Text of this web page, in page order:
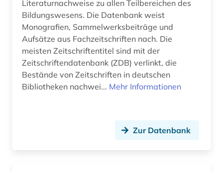
Literaturnachweise zu allen Teilbereichen des
Bildungswesens. Die Datenbank weist
Monografien, Sammelwerksbeiträge und
Aufsätze aus Fachzeitschriften nach. Die
meisten Zeitschriftentitel sind mit der
Zeitschriftendatenbank (ZDB) verlinkt, die
Bestände von Zeitschriften in deutschen
Bibliotheken nachwei... Mehr Informationen
Zur Datenbank